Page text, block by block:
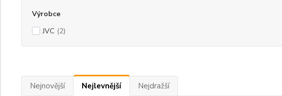
Výrobce
JVC (2)
Nejnovější Nejlevnější Nejdražší